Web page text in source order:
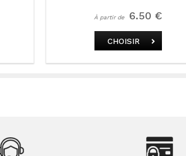
À partir de 6.50 €
CHOISIR